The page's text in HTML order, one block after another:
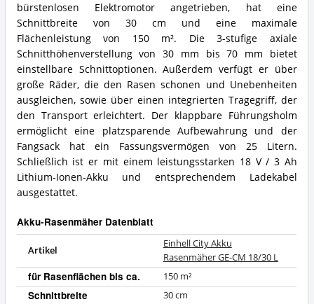
bürstenlosen Elektromotor angetrieben, hat eine
Schnittbreite von 30 cm und eine maximale
Flächenleistung von 150 m². Die 3-stufige axiale
Schnitthöhenverstellung von 30 mm bis 70 mm bietet
einstellbare Schnittoptionen. Außerdem verfügt er über
große Räder, die den Rasen schonen und Unebenheiten
ausgleichen, sowie über einen integrierten Tragegriff, der
den Transport erleichtert. Der klappbare Führungsholm
ermöglicht eine platzsparende Aufbewahrung und der
Fangsack hat ein Fassungsvermögen von 25 Litern.
Schließlich ist er mit einem leistungsstarken 18 V / 3 Ah
Lithium-Ionen-Akku und entsprechendem Ladekabel
ausgestattet.
Akku-Rasenmäher Datenblatt
Artikel
Einhell City Akku
Rasenmäher GE-CM 18/30 L
für Rasenflächen bis ca. 150 m²
Schnittbreite 30 cm